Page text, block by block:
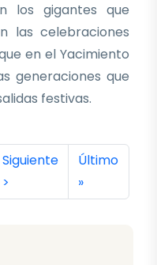
los gigantes que
las celebraciones
en el Yacimiento
generaciones que
festivas.
Siguiente página
Siguiente
>
Última
Último
»